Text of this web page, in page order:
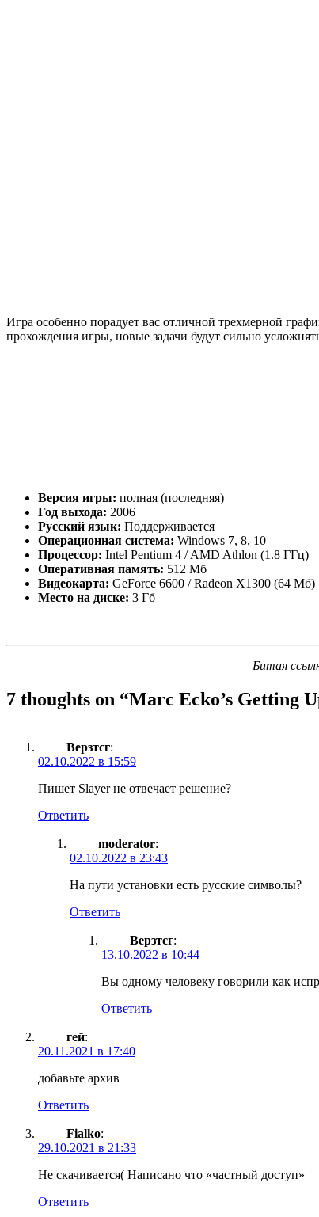
Игра особенно порадует вас отличной трехмерной
прохождения игры, новые задачи будут сильно
Версия игры: полная (последняя)
Год выхода: 2006
Русский язык: Поддерживается
Операционная система: Windows 7, 8, 10
Процессор: Intel Pentium 4 / AMD Athlon (1.8 ГГц)
Оперативная память: 512 Мб
Видеокарта: GeForce 6600 / Radeon X1300 (64 Мб)
Место на диске: 3 Гб
Битая
7 thoughts on “Marc Ecko’s Getting
Верзтсг:
02.10.2022 в 15:59
Пишет Slayer не отвечает решение?
Ответить
moderator:
02.10.2022 в 23:43
На пути установки есть русские символы?
Ответить
Верзтсг:
13.10.2022 в 10:44
Вы одному человеку говорили как
Ответить
гей:
20.11.2021 в 17:40
добавьте архив
Ответить
Fialko:
29.10.2021 в 21:33
Не скачивается( Написано что «частный доступ»
Ответить